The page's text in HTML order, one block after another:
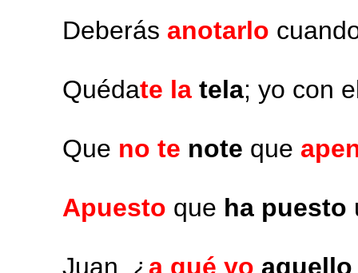
Deberás anotarlo
Quédate la tela; yo con
Que no te note que
Apuesto que ha puesto
Juan, ¿ a qué yo aquello